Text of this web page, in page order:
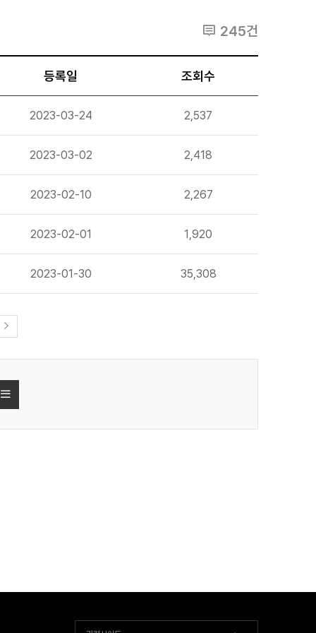
245건
등록일 조회수
2023-03-24 2,537
2023-03-02 2,418
2023-02-10 2,267
2023-02-01 1,920
2023-01-30 35,308